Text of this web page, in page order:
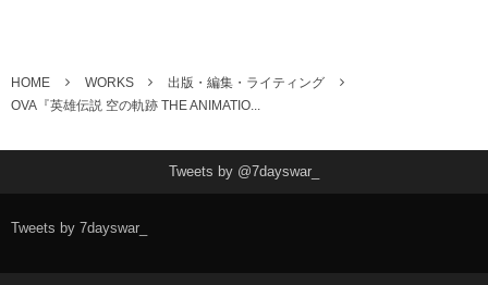
HOME WORKS
出版・編集・ライティング
OVA『英雄伝説 空の軌跡 THE ANIMATIO...
Tweets by @7dayswar_
Tweets by 7dayswar_